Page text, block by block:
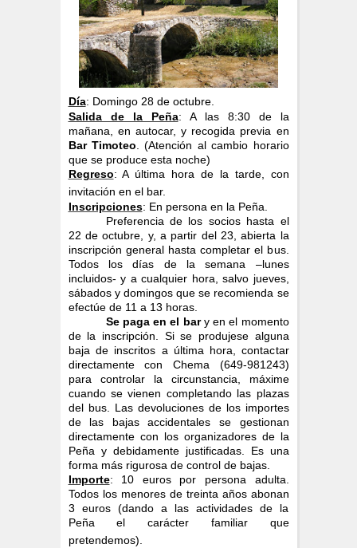
Día: Domingo 28 de octubre.
Salida de la Peña: A las 8:30 de la
mañana, en autocar, y recogida previa en
Bar Timoteo. (Atención al cambio horario
que se produce esta noche)
Regreso: A última hora de la tarde, con
invitación en el bar.
Inscripciones: En persona en la Peña.
Preferencia de los socios hasta el
22 de octubre, y, a partir del 23, abierta la
inscripción general hasta completar el bus.
Todos los días de la semana –lunes
incluidos- y a cualquier hora, salvo jueves,
sábados y domingos que se recomienda se
efectúe de 11 a 13 horas.
Se paga en el bary en el momento
de la inscripción. Si se produjese alguna
baja de inscritos a última hora, contactar
directamente con Chema (649-981243)
para controlar la circunstancia, máxime
cuando se vienen completando las plazas
del bus. Las devoluciones de los importes
de las bajas accidentales se gestionan
directamente con los organizadores de la
Peña y debidamente justificadas. Es una
forma más rigurosa de control de bajas.
Importe: 10 euros por persona adulta.
Todos los menores de treinta años abonan
3 euros (dando a las actividades de la
Peña el carácter familiar que
pretendemos).